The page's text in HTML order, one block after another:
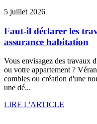
5 juillet 2026
Faut-il déclarer les
assurance habitation
Vous envisagez des travaux
ou votre appartement ?
combles ou création d'une
une dé...
LIRE L'ARTICLE